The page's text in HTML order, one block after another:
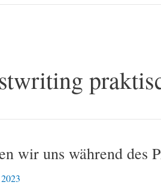
wir uns während des